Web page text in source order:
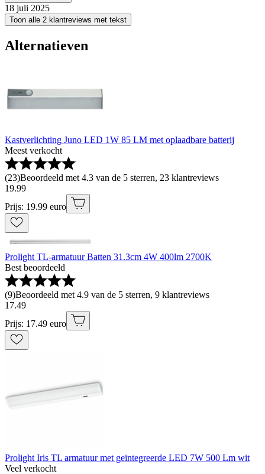
18 juli 2025
Toon alle 2 klantreviews met tekst
Alternatieven
Kastverlichting Juno LED 1W 85 LM met oplaadbare batterij
Meest verkocht
(23)Beoordeeld met 4.3 van de 5 sterren, 23 klantreviews
19.99
Prijs: 19.99 euro
Prolight TL-armatuur Batten 31.3cm 4W 400lm 2700K
Best beoordeeld
(9)Beoordeeld met 4.9 van de 5 sterren, 9 klantreviews
17.49
Prijs: 17.49 euro
Prolight Iris TL armatuur met geïntegreerde LED 7W 500 Lm wit
Veel verkocht